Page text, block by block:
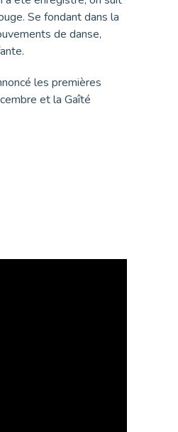
Se fondant dans la
de danse,
les premières
et la Gaîté